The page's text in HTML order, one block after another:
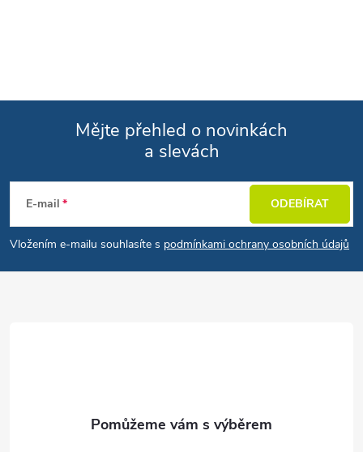
Mějte přehled o novinkách
a slevách
E-mail
Vložením e-mailu souhlasíte s podmínkami ochrany osobních údajů
ODEBÍRAT